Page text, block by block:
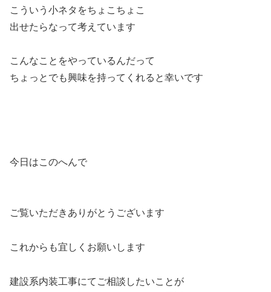
こういう小ネタをちょこちょこ
出せたらなって考えています
こんなことをやっているんだって
ちょっとでも興味を持ってくれると幸いです
今日はこのへんで
ご覧いただきありがとうございます
これからも宜しくお願いします
建設系内装工事にてご相談したいことが